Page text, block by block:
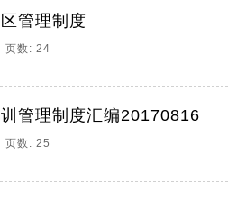
工作检查制度 5 五、课堂。
金鸡煤矿 爆破管理制度 二一
贮存爆破材料规定 1 二、爆炸
度 1、对于设计需要进行抽放
位施工抽放工程，不进行抽放
管理制度
数: 24
管理制度汇编20170816
数: 25